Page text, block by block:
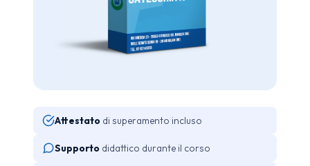
Attestato di superamento incluso
Supporto didattico durante il corso